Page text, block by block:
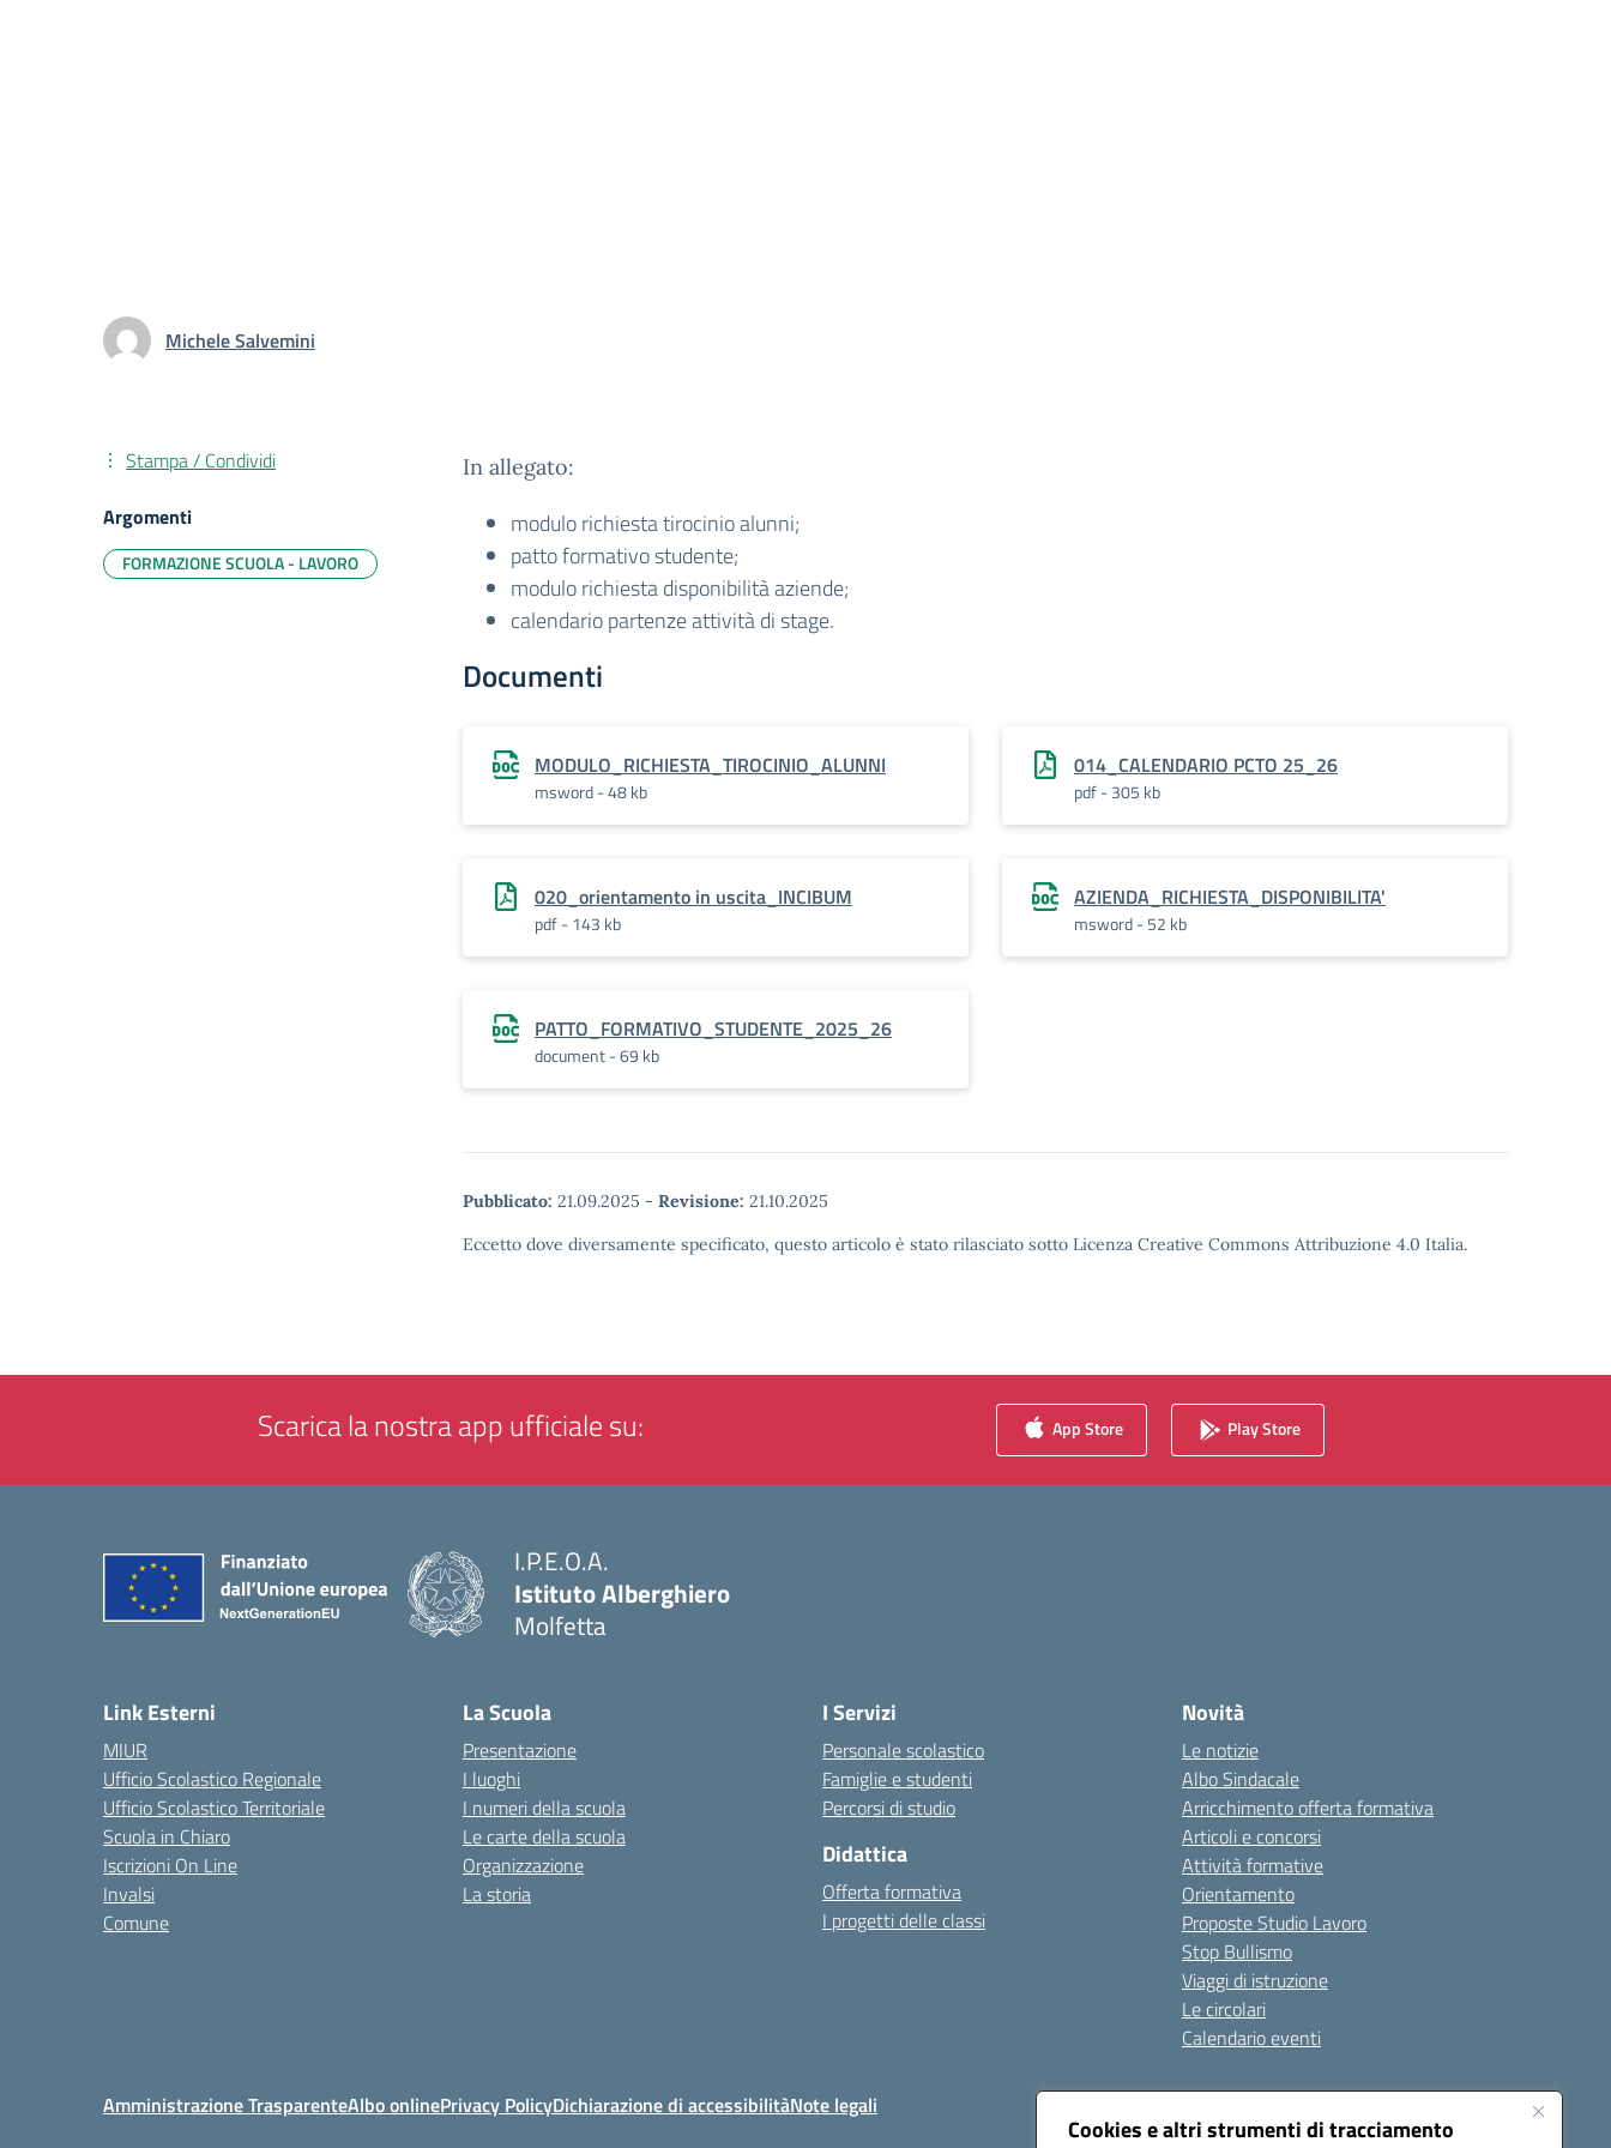
Cookies e altri strumenti di tracciamento
Michele Salvemini
In allegato:
modulo richiesta tirocinio alunni;
patto formativo studente;
modulo richiesta disponibilità aziende;
calendario partenze attività di stage.
Documenti
MODULO_RICHIESTA_TIROCINIO_ALUNNI
msword - 48 kb
014_CALENDARIO PCTO 25_26
pdf - 305 kb
020_orientamento in uscita_INCIBUM
pdf - 143 kb
AZIENDA_RICHIESTA_DISPONIBILITA'
msword - 52 kb
PATTO_FORMATIVO_STUDENTE_2025_26
document - 69 kb
Pubblicato: 21.09.2025 - Revisione: 21.10.2025
Eccetto dove diversamente specificato, questo articolo è stato rilasciato sotto Licenza Creative Commons Attribuzione 4.0 Italia.
Stampa / Condividi
Argomenti
FORMAZIONE SCUOLA - LAVORO
Scarica la nostra app ufficiale su: App Store Play Store
I.P.E.O.A.
Istituto Alberghiero
Molfetta
Link Esterni
MIUR
Ufficio Scolastico Regionale
Ufficio Scolastico Territoriale
Scuola in Chiaro
Iscrizioni On Line
Invalsi
Comune
La Scuola
Presentazione
I luoghi
I numeri della scuola
Le carte della scuola
Organizzazione
La storia
I Servizi
Personale scolastico
Famiglie e studenti
Percorsi di studio
Didattica
Offerta formativa
I progetti delle classi
Novità
Le notizie
Albo Sindacale
Arricchimento offerta formativa
Articoli e concorsi
Attività formative
Orientamento
Proposte Studio Lavoro
Stop Bullismo
Viaggi di istruzione
Le circolari
Calendario eventi
Amministrazione TrasparenteAlbo onlinePrivacy PolicyDichiarazione di accessibilitàNote legali Seguici su: